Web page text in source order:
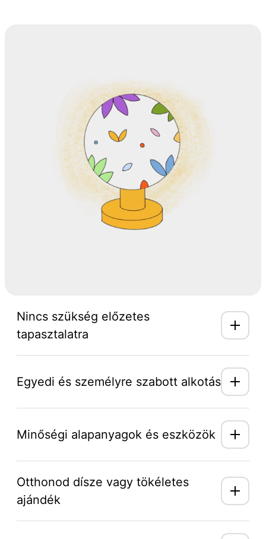
Nincs szükség előzetes
tapasztalatra
Egyedi és személyre szabott alkotás
Minőségi alapanyagok és eszközök
Otthonod dísze vagy tökéletes
ajándék